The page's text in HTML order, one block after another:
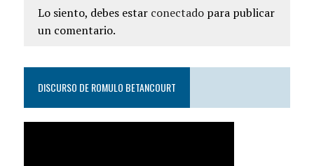
Lo siento, debes estar conectadopara publicar
un comentario.
DISCURSO DE ROMULO BETANCOURT